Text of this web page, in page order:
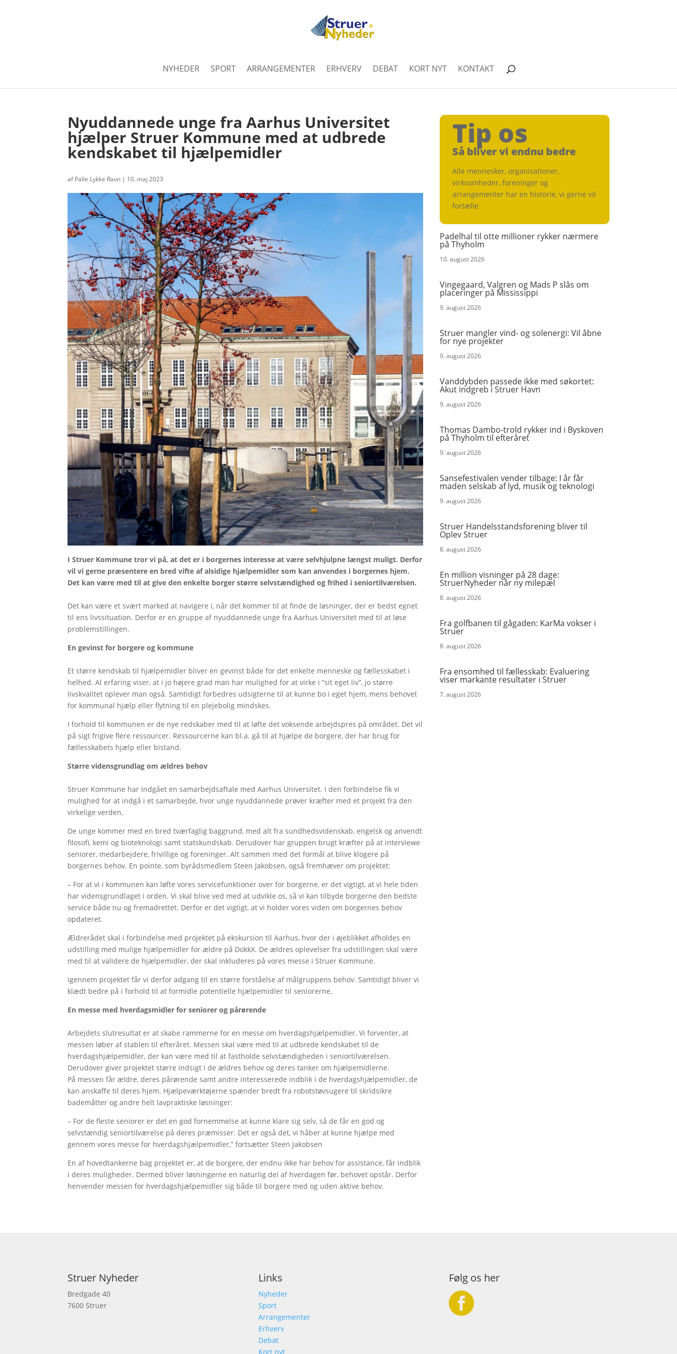
NYHEDER SPORT ARRANGEMENTER ERHVERV DEBAT KORT NYT KONTAKT
Nyuddannede unge fra Aarhus Universitet
hjælper Struer Kommune med at udbrede
kendskabet til hjælpemidler
afPalle Lykke Ravn | 10. maj 2023
I Struer Kommune tror vi på, at det er i borgernes interesse at være selvhjulpne længst muligt. Derfor
vil vi gerne præsentere en bred vifte af alsidige hjælpemidler som kan anvendes i borgernes hjem.
Det kan være med til at give den enkelte borger større selvstændighed og frihed i seniortilværelsen.
Det kan være et svært marked at navigere i, når det kommer til at finde de løsninger, der er bedst egnet
til ens livssituation. Derfor er en gruppe af nyuddannede unge fra Aarhus Universitet med til at løse
problemstillingen.
En gevinst for borgere og kommune
Et større kendskab til hjælpemidler bliver en gevinst både for det enkelte menneske og fællesskabet i
helhed. Al erfaring viser, at i jo højere grad man har mulighed for at virke i “sit eget liv”, jo større
livskvalitet oplever man også. Samtidigt forbedres udsigterne til at kunne bo i eget hjem, mens behovet
for kommunal hjælp eller flytning til en plejebolig mindskes.
I forhold til kommunen er de nye redskaber med til at løfte det voksende arbejdspres på området. Det vil
på sigt frigive flere ressourcer. Ressourcerne kan bl.a. gå til at hjælpe de borgere, der har brug for
fællesskabets hjælp eller bistand.
Større vidensgrundlag om ældres behov
Struer Kommune har indgået en samarbejdsaftale med Aarhus Universitet. I den forbindelse fik vi
mulighed for at indgå i et samarbejde, hvor unge nyuddannede prøver kræfter med et projekt fra den
virkelige verden.
De unge kommer med en bred tværfaglig baggrund, med alt fra sundhedsvidenskab, engelsk og anvendt
filosofi, kemi og bioteknologi samt statskundskab. Derudover har gruppen brugt kræfter på at interviewe
seniorer, medarbejdere, frivillige og foreninger. Alt sammen med det formål at blive klogere på
borgernes behov. En pointe, som byrådsmedlem Steen Jakobsen, også fremhæver om projektet:
– For at vi i kommunen kan løfte vores servicefunktioner over for borgerne, er det vigtigt, at vi hele tiden
har vidensgrundlaget i orden. Vi skal blive ved med at udvikle os, så vi kan tilbyde borgerne den bedste
service både nu og fremadrettet. Derfor er det vigtigt, at vi holder vores viden om borgernes behov
opdateret.
Ældrerådet skal i forbindelse med projektet på ekskursion til Aarhus, hvor der i øjeblikket afholdes en
udstilling med mulige hjælpemidler for ældre på DokkX. De ældres oplevelser fra udstillingen skal være
med til at validere de hjælpemidler, der skal inkluderes på vores messe i Struer Kommune.
Igennem projektet får vi derfor adgang til en større forståelse af målgruppens behov. Samtidigt bliver vi
klædt bedre på i forhold til at formidle potentielle hjælpemidler til seniorerne.
En messe med hverdagsmidler for seniorer og pårørende
Arbejdets slutresultat er at skabe rammerne for en messe om hverdagshjælpemidler. Vi forventer, at
messen løber af stablen til efteråret. Messen skal være med til at udbrede kendskabet til de
hverdagshjælpemidler, der kan være med til at fastholde selvstændigheden i seniortilværelsen.
Derudover giver projektet større indsigt i de ældres behov og deres tanker om hjælpemidlerne.
På messen får ældre, deres pårørende samt andre interesserede indblik i de hverdagshjælpemidler, de
kan anskaffe til deres hjem. Hjælpeværktøjerne spænder bredt fra robotstøvsugere til skridsikre
bademåtter og andre helt lavpraktiske løsninger:
– For de fleste seniorer er det en god fornemmelse at kunne klare sig selv, så de får en god og
selvstændig seniortilværelse på deres præmisser. Det er også det, vi håber at kunne hjælpe med
gennem vores messe for hverdagshjælpemidler,” fortsætter Steen Jakobsen
En af hovedtankerne bag projektet er, at de borgere, der endnu ikke har behov for assistance, får indblik
i deres muligheder. Dermed bliver løsningerne en naturlig del af hverdagen før, behovet opstår. Derfor
henvender messen for hverdagshjælpemidler sig både til borgere med og uden aktive behov.
Tip os
Så bliver vi endnu bedre
Alle mennesker, organisationer,
virksomheder, foreninger og
arrangementer har en historie, vi gerne vil
fortælle
Padelhal til otte millioner rykker nærmere
på Thyholm
10. august 2026
Vingegaard, Valgren og Mads P slås om
placeringer på Mississippi
9. august 2026
Struer mangler vind- og solenergi: Vil åbne
for nye projekter
9. august 2026
Vanddybden passede ikke med søkortet:
Akut indgreb i Struer Havn
9. august 2026
Thomas Dambo-trold rykker ind i Byskoven
på Thyholm til efteråret
9. august 2026
Sansefestivalen vender tilbage: I år får
maden selskab af lyd, musik og teknologi
9. august 2026
Struer Handelsstandsforening bliver til
Oplev Struer
8. august 2026
En million visninger på 28 dage:
StruerNyheder når ny milepæl
8. august 2026
Fra golfbanen til gågaden: KarMa vokser i
Struer
8. august 2026
Fra ensomhed til fællesskab: Evaluering
viser markante resultater i Struer
7. august 2026
Struer Nyheder
Bredgade 40
7600 Struer
Links
Nyheder
Sport
Arrangementer
Erhverv
Debat
Kort nyt
Følg os her
